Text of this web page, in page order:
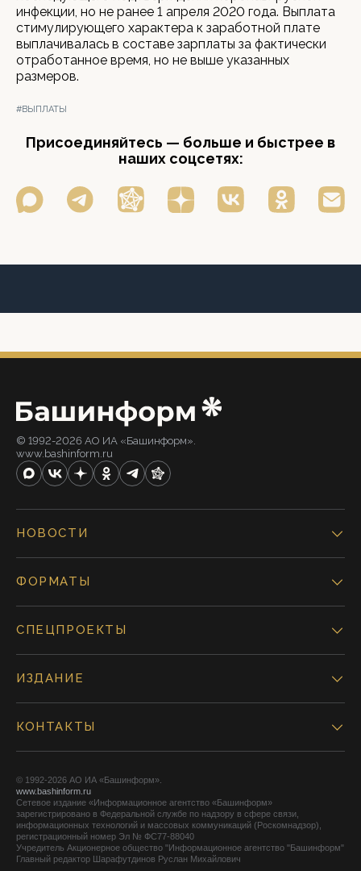
инфекции, но не ранее 1 апреля 2020 года. Выплата
стимулирующего характера к заработной плате
выплачивалась в составе зарплаты за фактически
отработанное время, но не выше указанных
размеров.
#ВЫПЛАТЫ
Присоединяйтесь — больше и быстрее в
наших соцсетях:
© 1992-2026 АО ИА «Башинформ».
www.bashinform.ru
НОВОСТИ
ФОРМАТЫ
СПЕЦПРОЕКТЫ
ИЗДАНИЕ
КОНТАКТЫ
© 1992-2026 АО ИА «Башинформ».
www.bashinform.ru
Сетевое издание «Информационное агентство «Башинформ»
зарегистрировано в Федеральной службе по надзору в сфере связи,
информационных технологий и массовых коммуникаций (Роскомнадзор),
регистрационный номер Эл № ФС77-88040
Учредитель Акционерное общество "Информационное агентство "Башинформ"
Главный редактор Шарафутдинов Руслан Михайлович